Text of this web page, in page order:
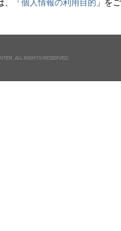
、「個人情報の利用目的 」をご
ALL RIGHTS RESERVED.